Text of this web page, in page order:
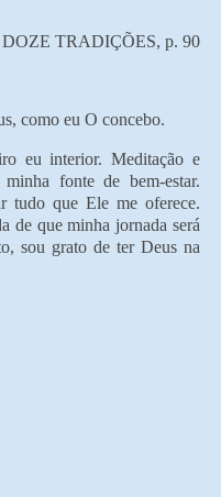
TRADIÇÕES, p. 90
como eu O concebo.
eu interior. Meditação e
fonte de bem-estar.
tudo que Ele me oferece.
de que minha jornada será
sou grato de ter Deus na